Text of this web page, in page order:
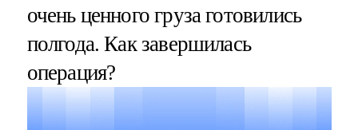
очень ценного груза готовились
полгода. Как завершилась
операция?